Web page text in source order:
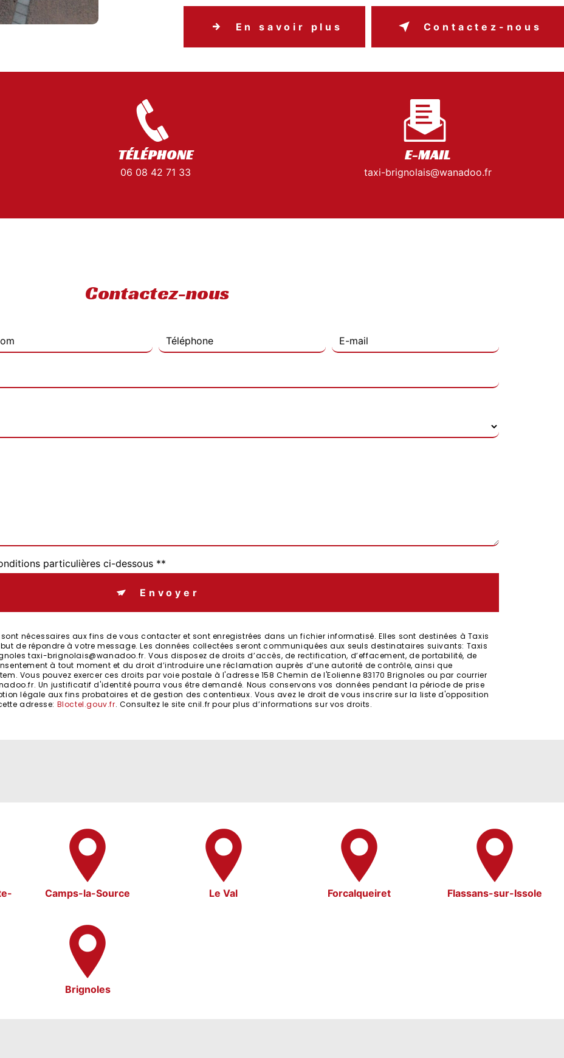
En savoir plus Contactez-nous
TÉLÉPHONE
06 08 42 71 33
E-MAIL
taxi-brignolais@wanadoo.fr
Contactez-nous
particulières ci-dessous **
Envoyer
nécessaires aux fins de vous contacter et sont enregistrées dans un fichier informatisé. Elles sont destinées à Taxis
de répondre à votre message. Les données collectées seront communiquées aux seuls destinataires suivants: Taxis
taxi-brignolais@wanadoo.fr. Vous disposez de droits d’accès, de rectification, d’effacement, de portabilité, de
à tout moment et du droit d’introduire une réclamation auprès d’une autorité de contrôle, ainsi que
Vous pouvez exercer ces droits par voie postale à l'adresse 158 Chemin de l'Eolienne 83170 Brignoles ou par courrier
Un justificatif d'identité pourra vous être demandé. Nous conservons vos données pendant la période de prise
légale aux fins probatoires et de gestion des contentieux. Vous avez le droit de vous inscrire sur la liste d'opposition
adresse: Bloctel.gouv.fr. Consultez le site cnil.fr pour plus d’informations sur vos droits.
Camps-la-Source Le Val Forcalqueiret Flassans-sur-Issole
Brignoles